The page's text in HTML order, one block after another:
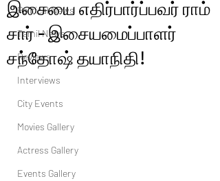
Political News
Tamil News
Reviews
Interviews
City Events
Movies Gallery
Actress Gallery
Events Gallery
இசையை எதிர்பார்ப்பவர் ராம்
சார் - இசையமைப்பாளர்
சந்தோஷ் தயாநிதி!